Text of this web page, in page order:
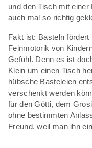
und den Tisch mit
auch mal so richtig
Fakt ist: Basteln fördert
Feinmotorik von
Gefühl. Denn es ist
Klein um einen Tisch
hübsche Basteleien
verschenkt werden
für den Götti, dem
ohne bestimmten
Freund, weil man ihn